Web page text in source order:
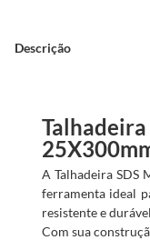
Descrição
Talhadeira
A Talhadeira SDS
ferramenta ideal
resistente e
Com sua